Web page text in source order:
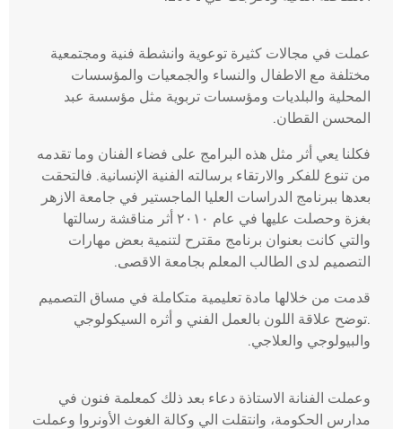
عملت في مجالات كثيرة توعوية وانشطة فنية ومجتمعية
مختلفة مع الاطفال والنساء والجمعيات والمؤسسات
المحلية والبلديات ومؤسسات تربوية مثل مؤسسة عبد
المحسن القطان.
فكلنا يعي أثر مثل هذه البرامج على فضاء الفنان وما تقدمه
من تنوع للفكر والارتقاء برسالته الفنية الإنسانية. فالتحقت
بعدها ببرنامج الدراسات العليا الماجستير في جامعة الازهر
بغزة وحصلت عليها في عام ٢٠١٠ أثر مناقشة رسالتها
والتي كانت بعنوان برنامج مقترح لتنمية بعض مهارات
التصميم لدى الطالب المعلم بجامعة الاقصى.
قدمت من خلالها مادة تعليمية متكاملة في مساق التصميم
.توضح علاقة اللون بالعمل الفني و أثره السيكولوجي
والبيولوجي والعلاجي.
وعملت الفنانة الاستاذة دعاء بعد ذلك كمعلمة فنون في
مدارس الحكومة، وانتقلت الي وكالة الغوث الأونروا وعملت